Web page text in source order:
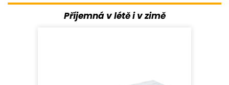
Příjemná v létě i v zimě